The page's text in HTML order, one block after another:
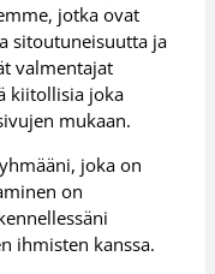
jotka ovat
sitoutuneisuutta ja
valmentajat
kiitollisia joka
mukaan.
joka on
on
ihmisten kanssa.